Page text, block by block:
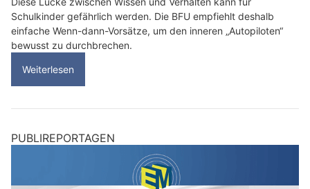
Schulkinder gefährlich werden. Die BFU empfiehlt deshalb
einfache Wenn-dann-Vorsätze, um den inneren „Autopiloten“
bewusst zu durchbrechen.
Weiterlesen
PUBLIREPORTAGEN